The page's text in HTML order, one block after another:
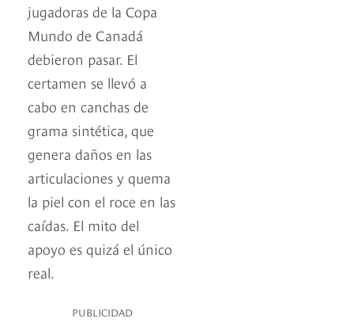
jugadoras de la Copa
Mundo de Canadá
debieron pasar. El
certamen se llevó a
cabo en canchas de
grama sintética, que
genera daños en las
articulaciones y quema
la piel con el roce en las
caídas. El mito del
apoyo es quizá el único
real.
PUBLICIDAD